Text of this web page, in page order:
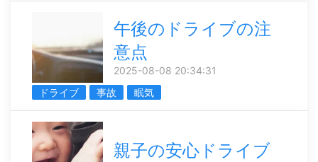
午後のドライブの注
意点
2025-08-08 20:34:31
ドライブ
事故 眠気
親子の安心ドライブ